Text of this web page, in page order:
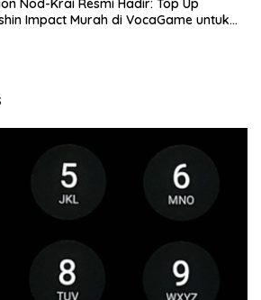
Nod-Krai Resmi Hadir: Top Up
Impact Murah di VocaGame untuk